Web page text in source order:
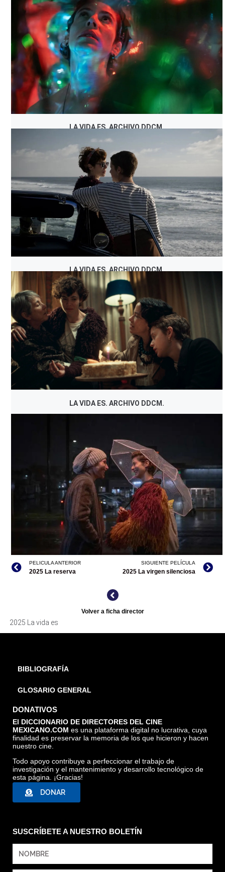
LA VIDA ES. ARCHIVO DDCM.
LA VIDA ES. ARCHIVO DDCM.
LA VIDA ES. ARCHIVO DDCM.
LA VIDA ES. ARCHIVO DDCM.
PELICULA ANTERIOR
2025 La reserva
SIGUIENTE PELÍCULA
2025 La virgen silenciosa
Volver a ficha director
2025 La vida es
BIBLIOGRAFÍA
GLOSARIO GENERAL
DONATIVOS
El DICCIONARIO DE DIRECTORES DEL CINE
MEXICANO.COM es una plataforma digital no lucrativa, cuya
finalidad es preservar la memoria de los que hicieron y hacen
nuestro cine.
Todo apoyo contribuye a perfeccionar el trabajo de
investigación y el mantenimiento y desarrollo tecnológico de
esta página. ¡Gracias!
DONAR
SUSCRÍBETE A NUESTRO BOLETÍN